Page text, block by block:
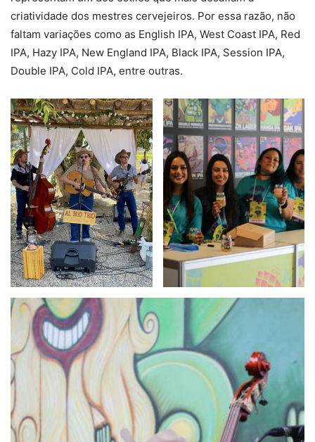
criatividade dos mestres cervejeiros. Por essa razão, não
faltam variações como as English IPA, West Coast IPA, Red
IPA, Hazy IPA, New England IPA, Black IPA, Session IPA,
Double IPA, Cold IPA, entre outras.